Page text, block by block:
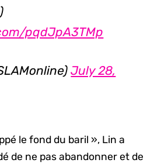
pqdJpA3TMp
July 28,
le fond du baril », Lin a
de ne pas abandonner et de